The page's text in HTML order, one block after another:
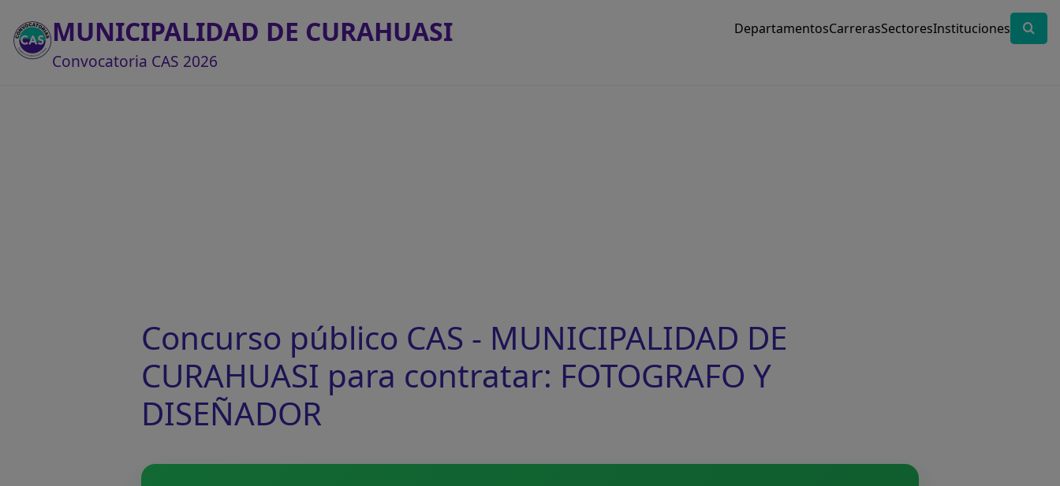
MUNICIPALIDAD DE CURAHUASI
Convocatoria CAS 2026
DepartamentosCarrerasSectoresInstituciones
Concurso público CAS - MUNICIPALIDAD DE
CURAHUASI para contratar: FOTOGRAFO Y
DISEÑADOR